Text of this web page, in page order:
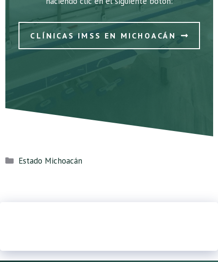
CLÍNICAS IMSS EN MICHOACÁN
Categorías
Estado Michoacán